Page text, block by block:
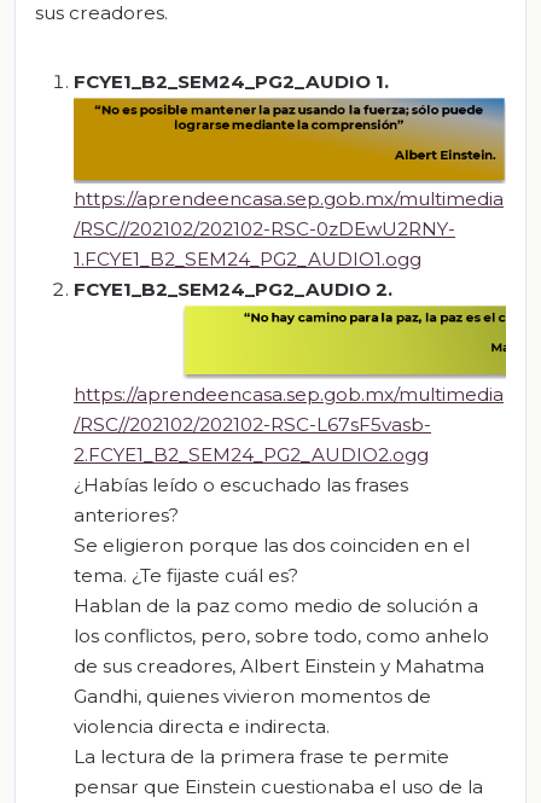
sus creadores.
FCYE1_B2_SEM24_PG2_AUDIO 1.
https://aprendeencasa.sep.gob.mx/multimedia
/RSC//202102/202102-RSC-0zDEwU2RNY-
1.FCYE1_B2_SEM24_PG2_AUDIO1.ogg
FCYE1_B2_SEM24_PG2_AUDIO 2.
https://aprendeencasa.sep.gob.mx/multimedia
/RSC//202102/202102-RSC-L67sF5vasb-
2.FCYE1_B2_SEM24_PG2_AUDIO2.ogg
¿Habías leído o escuchado las frases
anteriores?
Se eligieron porque las dos coinciden en el
tema. ¿Te fijaste cuál es?
Hablan de la paz como medio de solución a
los conflictos, pero, sobre todo, como anhelo
de sus creadores, Albert Einstein y Mahatma
Gandhi, quienes vivieron momentos de
violencia directa e indirecta.
La lectura de la primera frase te permite
pensar que Einstein cuestionaba el uso de la